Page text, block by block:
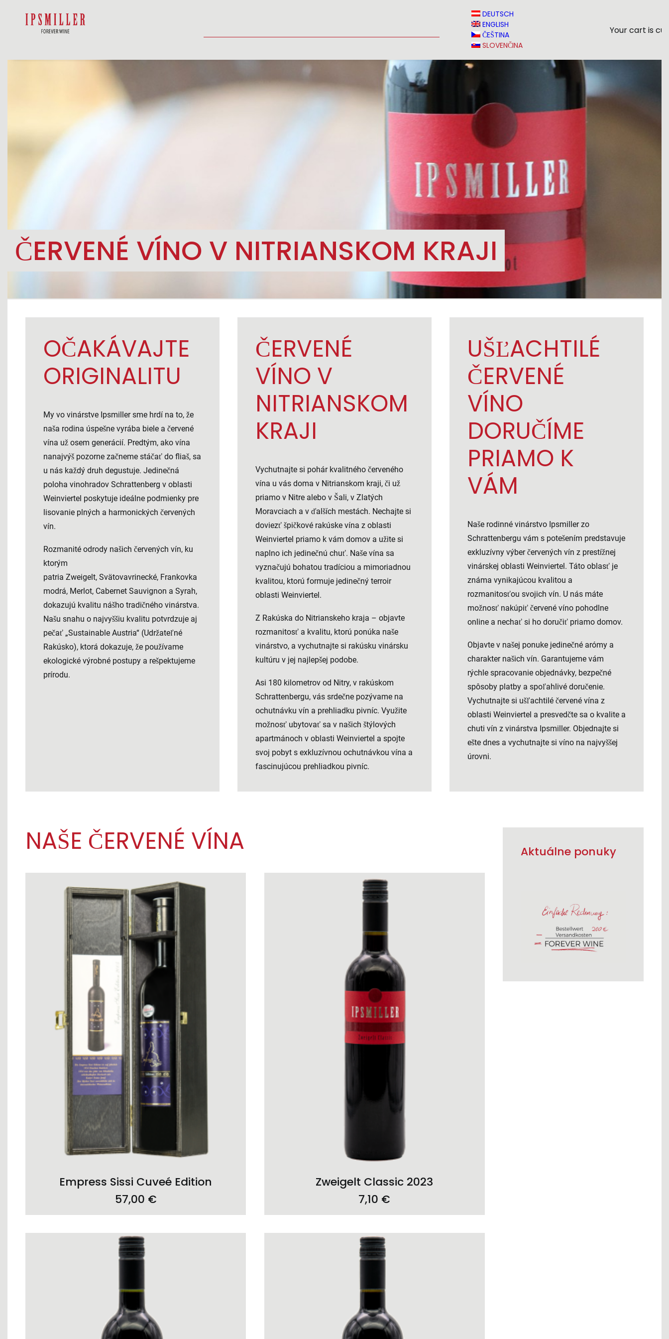
DEUTSCH
ENGLISH
ČEŠTINA
SLOVENČINA
Your cart is
ČERVENÉ VÍNO V NITRIANSKOM KRAJI
OČAKÁVAJTE
ORIGINALITU
My vo vinárstve Ipsmiller sme hrdí na to, že
naša rodina úspešne vyrába biele a červené
vína už osem generácií. Predtým, ako vína
nanajvýš pozorne začneme stáčať do fliaš, sa
u nás každý druh degustuje. Jedinečná
poloha vinohradov Schrattenberg v oblasti
Weinviertel poskytuje ideálne podmienky pre
lisovanie plných a harmonických červených
vín.
Rozmanité odrody našich červených vín, ku
ktorým
patria Zweigelt, Svätovavrinecké, Frankovka
modrá, Merlot, Cabernet Sauvignon a Syrah,
dokazujú kvalitu nášho tradičného vinárstva.
Našu snahu o najvyššiu kvalitu potvrdzuje aj
pečať „Sustainable Austria“ (Udržateľné
Rakúsko), ktorá dokazuje, že používame
ekologické výrobné postupy a rešpektujeme
prírodu.
ČERVENÉ
VÍNO V
NITRIANSKOM
KRAJI
Vychutnajte si pohár kvalitného červeného
vína u vás doma v Nitrianskom kraji, či už
priamo v Nitre alebo v Šali, v Zlatých
Moravciach a v ďalších mestách. Nechajte si
doviezť špičkové rakúske vína z oblasti
Weinviertel priamo k vám domov a užite si
naplno ich jedinečnú chuť. Naše vína sa
vyznačujú bohatou tradíciou a mimoriadnou
kvalitou, ktorú formuje jedinečný terroir
oblasti Weinviertel.
Z Rakúska do Nitrianskeho kraja – objavte
rozmanitosť a kvalitu, ktorú ponúka naše
vinárstvo, a vychutnajte si rakúsku vinársku
kultúru v jej najlepšej podobe.
Asi 180 kilometrov od Nitry, v rakúskom
Schrattenbergu, vás srdečne pozývame na
ochutnávku vín a prehliadku pivníc. Využite
možnosť ubytovať sa v našich štýlových
apartmánoch v oblasti Weinviertel a spojte
svoj pobyt s exkluzívnou ochutnávkou vína a
fascinujúcou prehliadkou pivníc.
UŠĽACHTILÉ
ČERVENÉ
VÍNO
DORUČÍME
PRIAMO K
VÁM
Naše rodinné vinárstvo Ipsmiller zo
Schrattenbergu vám s potešením predstavuje
exkluzívny výber červených vín z prestížnej
vinárskej oblasti Weinviertel. Táto oblasť je
známa vynikajúcou kvalitou a
rozmanitosťou svojich vín. U nás máte
možnosť nakúpiť červené víno pohodlne
online a nechať si ho doručiť priamo domov.
Objavte v našej ponuke jedinečné arómy a
charakter našich vín. Garantujeme vám
rýchle spracovanie objednávky, bezpečné
spôsoby platby a spoľahlivé doručenie.
Vychutnajte si ušľachtilé červené vína z
oblasti Weinviertel a presvedčte sa o kvalite a
chuti vín z vinárstva Ipsmiller. Objednajte si
ešte dnes a vychutnajte si víno na najvyššej
úrovni.
NAŠE ČERVENÉ VÍNA
ADD TO CART
Empress Sissi Cuveé Edition
57,00 €
ADD TO CART
Zweigelt Classic 2023
7,10 €
Aktuálne ponuky